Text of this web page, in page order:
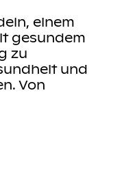
einem
gesundem
zu
und
Von